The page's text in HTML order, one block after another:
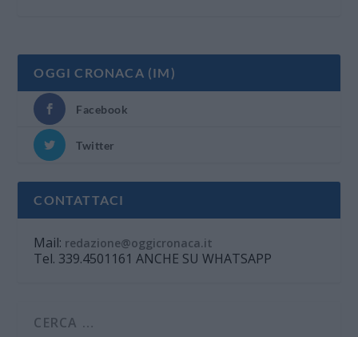
OGGI CRONACA (IM)
Facebook
Twitter
CONTATTACI
Mail: redazione@oggicronaca.it
Tel. 339.4501161 ANCHE SU WHATSAPP